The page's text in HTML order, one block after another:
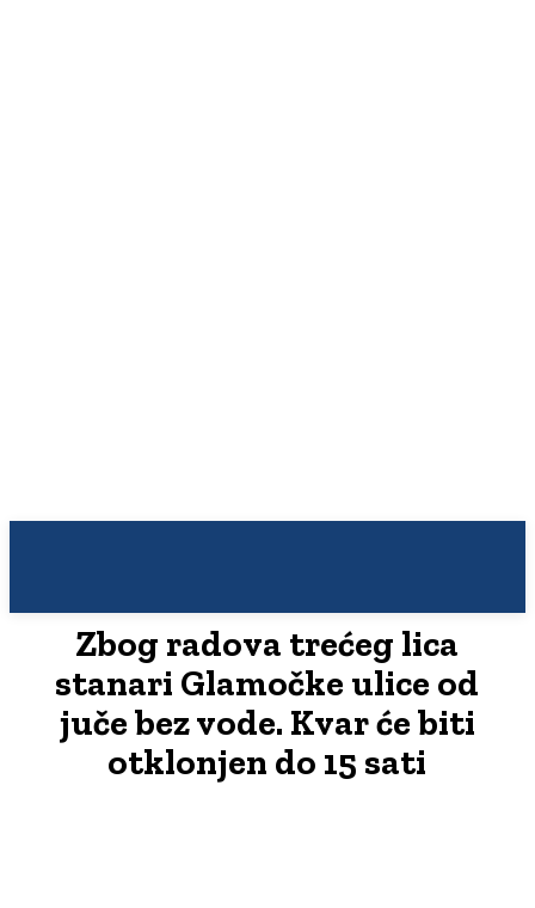
Zbog radova trećeg lica
stanari Glamočke ulice od
juče bez vode. Kvar će biti
otklonjen do 15 sati